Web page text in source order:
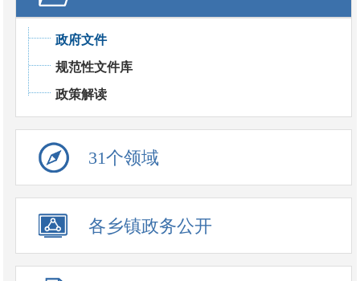
政府文件
规范性文件库
政策解读
31个领域
各乡镇政务公开